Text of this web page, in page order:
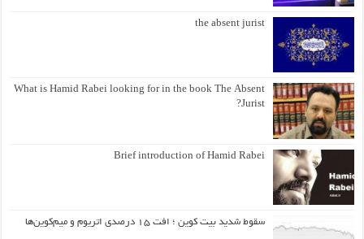
the absent jurist
What is Hamid Rabei looking for in the book The Absent
Jurist?
Brief introduction of Hamid Rabei
سقوط شدید بیت کوین ؛ افت ۱۵ درصدی اتریوم و میم‌کوین‌ها